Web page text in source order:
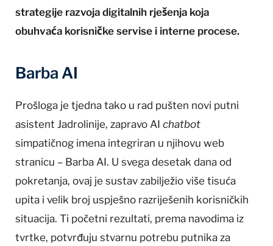
strategije razvoja digitalnih rješenja koja
obuhvaća korisničke servise i interne procese.
Barba AI
Prošloga je tjedna tako u rad pušten novi putni
asistent Jadrolinije, zapravo AI chatbot
simpatičnog imena integriran u njihovu web
stranicu – Barba AI. U svega desetak dana od
pokretanja, ovaj je sustav zabilježio više tisuća
upita i velik broj uspješno razriješenih korisničkih
situacija. Ti početni rezultati, prema navodima iz
tvrtke, potvrđuju stvarnu potrebu putnika za